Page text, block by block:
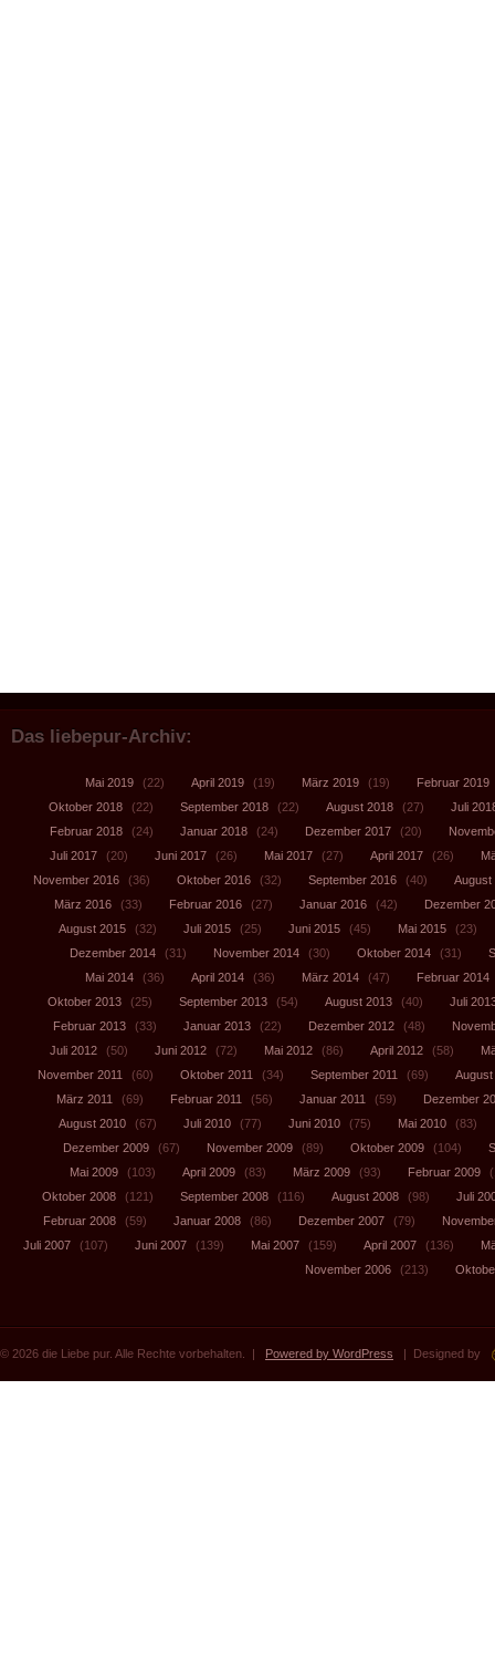
Das liebepur-Archiv:
Mai 2019 (22) April 2019 (19) März 2019 (19) Februar 2019
Oktober 2018
(22) September 2018 (22) August 2018 (27)
Juli
Februar 2018
(24) Januar 2018 (24) Dezember 2017 (20)
Juli 2017
(20) Juni 2017 (26) Mai 2017 (27) April 2017 (26)
November 2016
(36) Oktober 2016 (32) September 2016 (40)
August
März 2016
(33) Februar 2016 (27) Januar 2016 (42)
Dezember
August 2015
(32) Juli 2015 (25) Juni 2015 (45) Mai 2015
(23)
Dezember 2014
(31) November 2014 (30) Oktober 2014 (31)
Mai 2014
(36) April 2014 (36) März 2014 (47) Februar 2014
Oktober 2013
(25) September 2013 (54) August 2013 (40)
Juli
Februar 2013
(33) Januar 2013 (22) Dezember 2012 (48)
Juli 2012
(50) Juni 2012 (72) Mai 2012 (86) April 2012 (58)
November 2011
(60) Oktober 2011 (34) September 2011 (69)
August
März 2011
(69) Februar 2011 (56) Januar 2011 (59)
Dezember
August 2010
(67) Juli 2010 (77) Juni 2010 (75) Mai 2010
(83)
Dezember 2009
(67) November 2009 (89) Oktober 2009 (104)
Mai 2009
(103) April 2009 (83) März 2009 (93) Februar 2009
Oktober 2008
(121) September 2008 (116) August 2008 (98)
Juli
Februar 2008
(59) Januar 2008 (86) Dezember 2007 (79)
Juli 2007
(107) Juni 2007 (139) Mai 2007 (159) April 2007 (136)
November 2006
(213)
© 2026 die Liebe pur. Alle Rechte vorbehalten. | Powered by WordPress | Designed by